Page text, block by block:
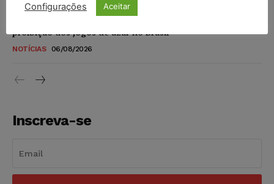
proibição dos jogos de azar no Brasil
NOTÍCIAS 06/08/2026
Inscreva-se
Configurações Aceitar